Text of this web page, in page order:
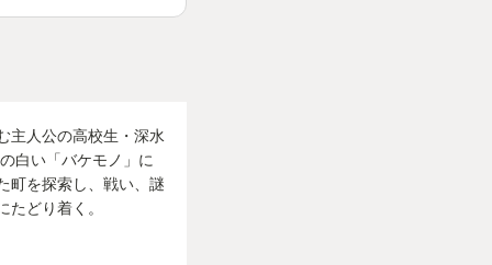
主人公の高校生・深水
白い「バケモノ」に
町を探索し、戦い、謎
どり着く。